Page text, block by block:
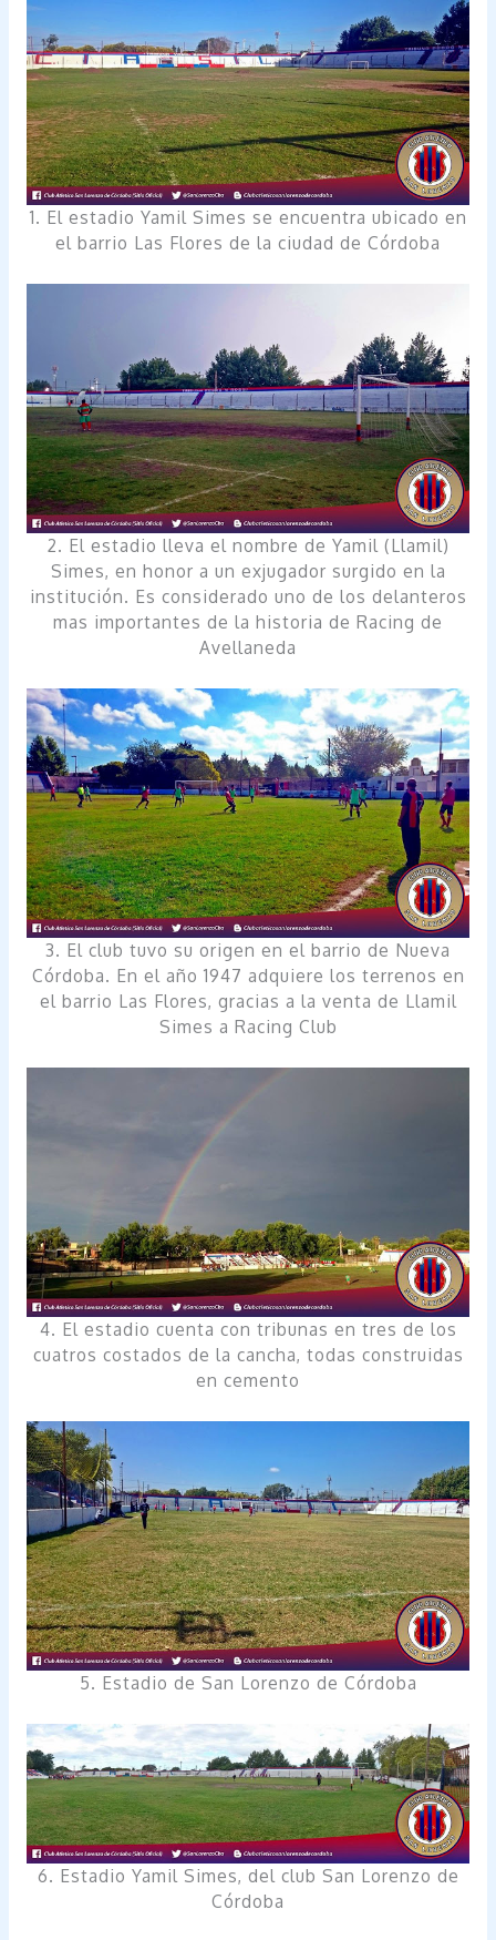
1. El estadio Yamil Simes se encuentra ubicado en
el barrio Las Flores de la ciudad de Córdoba
2. El estadio lleva el nombre de Yamil (Llamil)
Simes, en honor a un exjugador surgido en la
institución. Es considerado uno de los delanteros
mas importantes de la historia de Racing de
Avellaneda
3. El club tuvo su origen en el barrio de Nueva
Córdoba. En el año 1947 adquiere los terrenos en
el barrio Las Flores, gracias a la venta de Llamil
Simes a Racing Club
4. El estadio cuenta con tribunas en tres de los
cuatros costados de la cancha, todas construidas
en cemento
5. Estadio de San Lorenzo de Córdoba
6. Estadio Yamil Simes, del club San Lorenzo de
Córdoba